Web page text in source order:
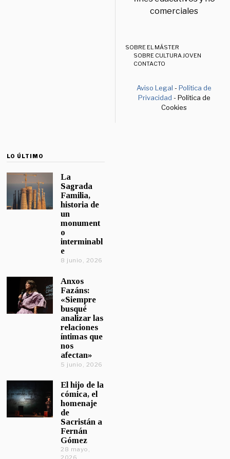
comerciales
SOBRE EL MÁSTER
SOBRE CULTURA JOVEN
CONTACTO
Aviso Legal -Política de
Privacidad - Política de
Cookies
LO ÚLTIMO
La
Sagrada
Familia,
historia de
un
monument
o
interminabl
e
8 junio, 2026
Anxos
Fazáns:
«Siempre
busqué
analizar las
relaciones
íntimas que
nos
afectan»
5 junio, 2026
El hijo de la
cómica, el
homenaje
de
Sacristán a
Fernán
Gómez
28 mayo,